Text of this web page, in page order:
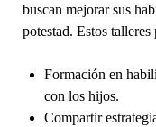
buscan mejorar sus
potestad. Estos talleres
Formación en
con los hijos.
Compartir